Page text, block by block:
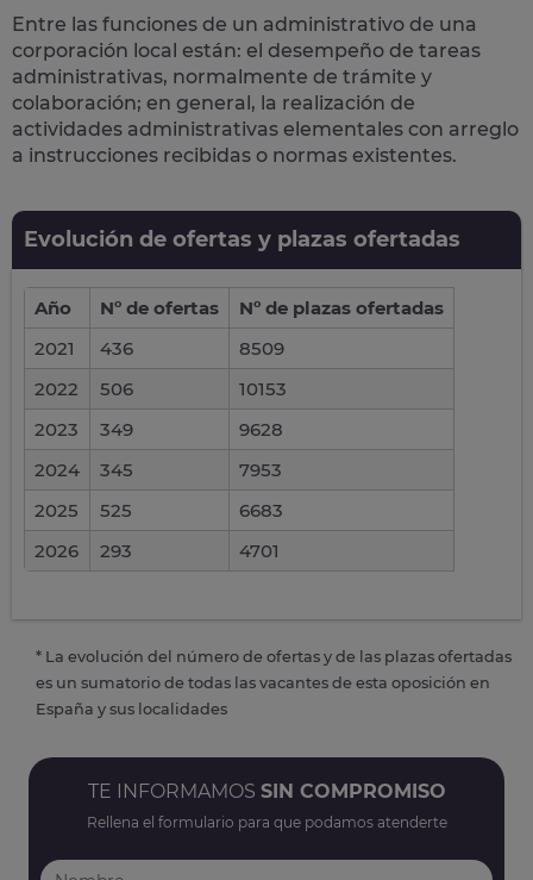
Entre las funciones de un administrativo de una
corporación local están: el desempeño de tareas
administrativas, normalmente de trámite y
colaboración; en general, la realización de
actividades administrativas elementales con arreglo
a instrucciones recibidas o normas existentes.
Evolución de ofertas y plazas ofertadas
Año Nº de ofertas
Nº de plazas ofertadas
2021
436
8509
2022
506
10153
2023
349
9628
2024
345
7953
2025
525
6683
2026
293 4701
* La evolución del número de ofertas y de las plazas ofertadas
es un sumatorio de todas las vacantes de esta oposición en
España y sus localidades
TE INFORMAMOS SIN COMPROMISO
Rellena el formulario para que podamos atenderte